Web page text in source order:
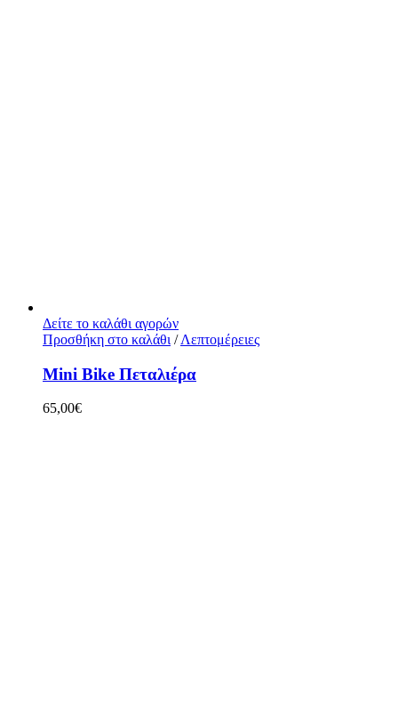
Δείτε το καλάθι αγορών
Προσθήκη στο καλάθι / Λεπτομέρειες
Mini Bike Πεταλιέρα
65,00€